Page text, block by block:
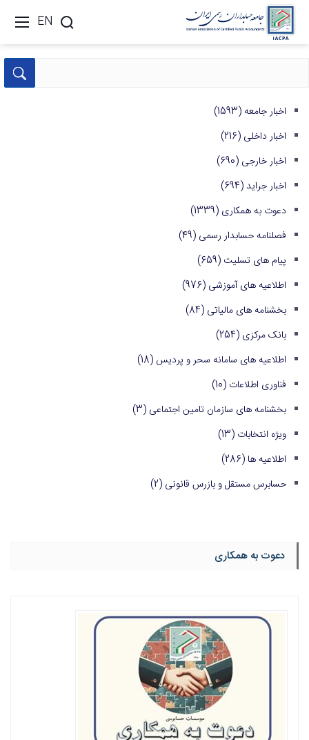
EN
اخبار جامعه (1593)
اخبار داخلی (216)
اخبار خارجی (690)
اخبار جراید(694)
دعوت به همکاری (1339)
فصلنامه حسابدار رسمی (49)
پیام های تسلیت (659)
اطلاعیه های آموزشی (976)
بخشنامه های مالیاتی (84)
بانک مرکزی (254)
اطلاعیه های سامانه سحر و پردیس (18)
فناوری اطلاعات (10)
بخشنامه های سازمان تامین اجتماعی (3)
ویژه انتخابات (13)
اطلاعیه ها (286)
حسابرس مستقل و بازرس قانونی (2)
دعوت به همکاری